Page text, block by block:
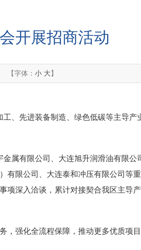
开展招商活动
【字体： 小 大】
、先进装备制造、绿色低碳等主导产
属有限公司、大连旭升润滑油有限公
有限公司、大连泰和冲压有限公司等
项深入洽谈，累计对接契合我区主导
，强化全流程保障，推动更多优质项